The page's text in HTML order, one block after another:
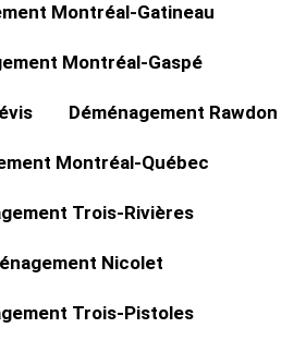
Montréal-Gatineau
Montréal-Gaspé
Déménagement Rawdon
Montréal-Québec
Trois-Rivières
Nicolet
Trois-Pistoles